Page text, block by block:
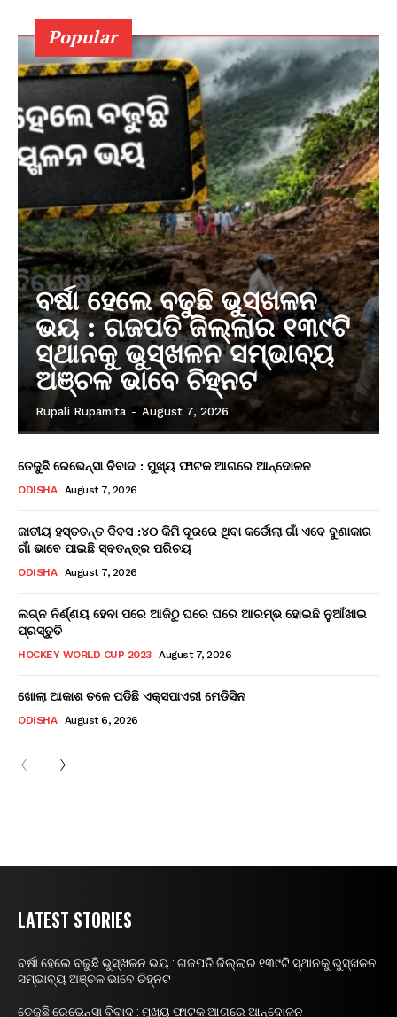
Popular
ବର୍ଷା ହେଲେ ବଢୁଛି ଭୁସ୍ଖଳନ
ଭୟ : ଗଜପତି ଜିଲ୍ଲାର ୧୩୯ଟି
ସ୍ଥାନକୁ ଭୁସ୍ଖଳନ ସମ୍ଭାବ୍ୟ
ଅଞ୍ଚଳ ଭାବେ ଚିହ୍ନଟ
Rupali Rupamita - August 7, 2026
ତେଜୁଛି ରେଭେନ୍ସା ବିବାଦ : ମୁଖ୍ୟ ଫାଟକ ଆଗରେ ଆନ୍ଦୋଳନ
ODISHA August 7, 2026
ଜାତୀୟ ହସ୍ତତନ୍ତ ଦିବସ :୪୦ କିମି ଦୂରରେ ଥିବା କର୍ଡୋଲା ଗାଁ ଏବେ ବୁଣାକାର
ଗାଁ ଭାବେ ପାଇଛି ସ୍ବତନ୍ତ୍ର ପରିଚୟ
ODISHA August 7, 2026
ଲଗ୍ନ ନିର୍ଣ୍ଣୟ ହେବା ପରେ ଆଜିଠୁ ଘରେ ଘରେ ଆରମ୍ଭ ହୋଇଛି ନୁଆଁଖାଇ
ପ୍ରସ୍ତୁତି
HOCKEY WORLD CUP 2023 August 7, 2026
ଖୋଲା ଆକାଶ ତଳେ ପଡିଛି ଏକ୍ସପାଏରୀ ମେଡିସିନ
ODISHA August 6, 2026
LATEST STORIES
ବର୍ଷା ହେଲେ ବଢୁଛି ଭୁସ୍ଖଳନ ଭୟ : ଗଜପତି ଜିଲ୍ଲାର ୧୩୯ଟି ସ୍ଥାନକୁ ଭୁସ୍ଖଳନ
ସମ୍ଭାବ୍ୟ ଅଞ୍ଚଳ ଭାବେ ଚିହ୍ନଟ
ତେଜୁଛି ରେଭେନ୍ସା ବିବାଦ : ମୁଖ୍ୟ ଫାଟକ ଆଗରେ ଆନ୍ଦୋଳନ